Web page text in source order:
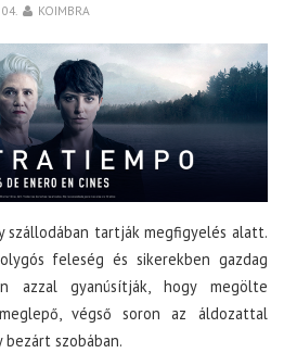
KOIMBRA
szállodában tartják megfigyelés alatt.
feleség és sikerekben gazdag
azzal gyanúsítják, hogy megölte
végső soron az áldozattal
szobában.